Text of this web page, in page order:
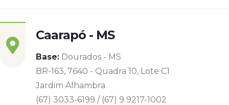
Caarapó - MS
Base: Dourados - MS
BR-163, 7640 - Quadra 10, Lote C1
Jardim Alhambra
(67) 3033-6199 / (67) 9 9217-1002